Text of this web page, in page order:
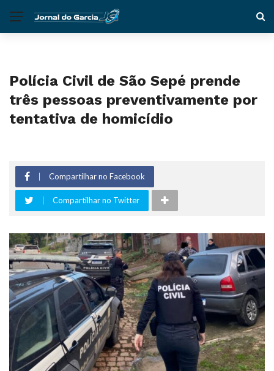
Polícia Civil de São Sepé prende
três pessoas preventivamente por
tentativa de homicídio
Compartilhar no Facebook
Compartilhar no Twitter